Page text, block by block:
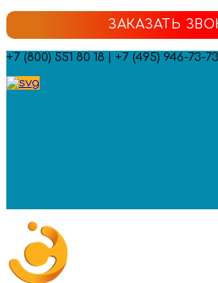
ЗАКАЗАТЬ
+7 (800) 551 80 18 | +7 (495) 946-73-73